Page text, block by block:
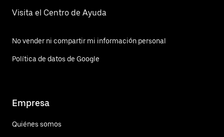
Visita el Centro de Ayuda
No vender ni compartir mi información personal
Política de datos de Google
Empresa
Quiénes somos